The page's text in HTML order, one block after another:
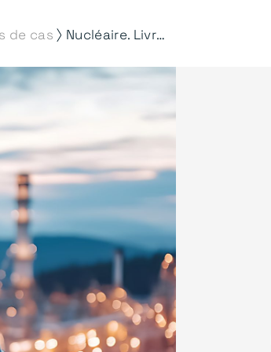
de cas ⟩ Nucléaire. Livré en toute sécurité.